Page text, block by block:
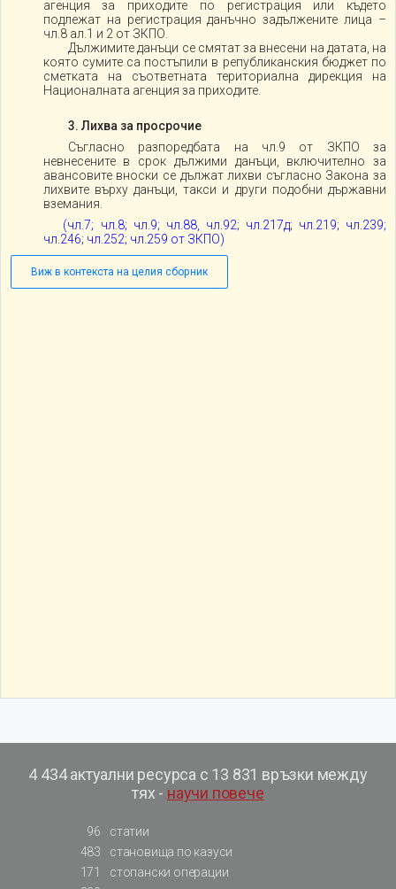
агенция за приходите по регистрация или където
подлежат на регистрация данъчно задължените лица –
чл.8 ал.1 и 2 от ЗКПО.
Дължимите данъци се смятат за внесени на датата, на
която сумите са постъпили в републиканския бюджет по
сметката на съответната териториална дирекция на
Националната агенция за приходите.
3. Лихва за просрочие
Съгласно разпоредбата на чл.9 от ЗКПО за
невнесените в срок дължими данъци, включително за
авансовите вноски се дължат лихви съгласно Закона за
лихвите върху данъци, такси и други подобни държавни
вземания.
(чл.7; чл.8; чл.9; чл.88, чл.92; чл.217д; чл.219; чл.239;
чл.246; чл.252; чл.259 от ЗКПО)
Виж в контекста на целия сборник
4 434 актуални ресурса с 13 831 връзки между
тях - научи повече
96
статии
483
становища по казуси
171
стопански операции